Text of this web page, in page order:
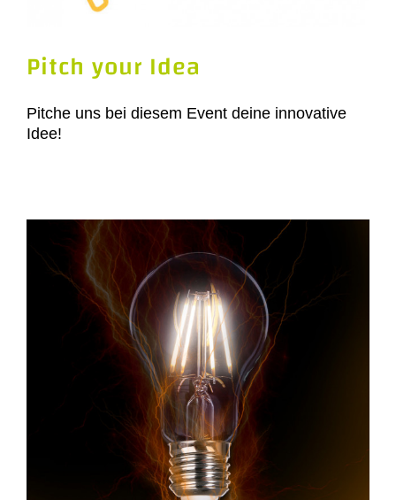
Pitch your Idea
Pitche uns bei diesem Event deine innovative
Idee!